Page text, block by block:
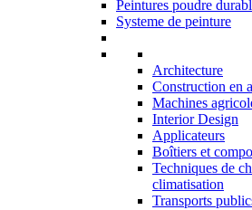
Peintures poudre
Systeme de peinture
Architecture
Construction en
Machines
Interior Design
Applicateurs
Boîtiers et
Techniques de
climatisation
Transports